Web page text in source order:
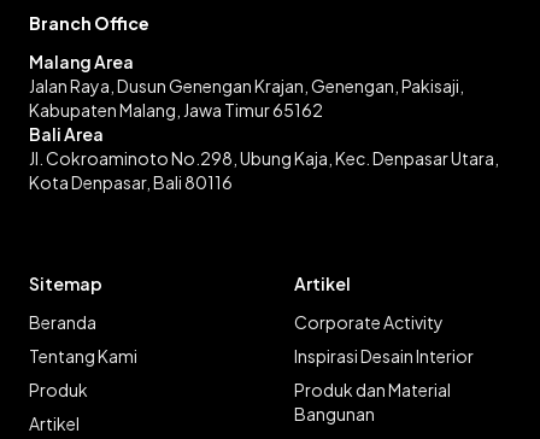
Branch Office
Malang Area
Jalan Raya, Dusun Genengan Krajan, Genengan, Pakisaji,
Kabupaten Malang, Jawa Timur 65162
Bali Area
Jl. Cokroaminoto No.298, Ubung Kaja, Kec. Denpasar Utara,
Kota Denpasar, Bali 80116
Sitemap
Beranda
Tentang Kami
Produk
Artikel
Artikel
Corporate Activity
Inspirasi Desain Interior
Produk dan Material
Bangunan